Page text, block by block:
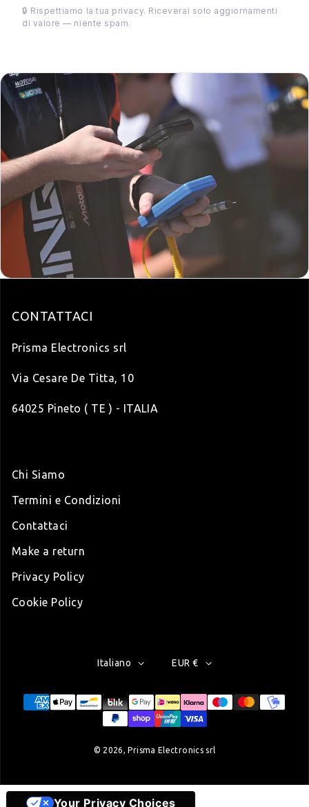
🔒 Rispettiamo la tua privacy. Riceverai solo aggiornamenti
di valore — niente spam.
CONTATTACI
Prisma Electronics srl
Via Cesare De Titta, 10
64025 Pineto ( TE ) - ITALIA
Chi Siamo
Termini e Condizioni
Contattaci
Make a return
Privacy Policy
Cookie Policy
Modalità di pagamento
Italiano EUR €
© 2026, Prisma Electronics srl
Your Privacy Choices